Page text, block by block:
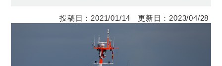
2021/01/14 2023/04/28